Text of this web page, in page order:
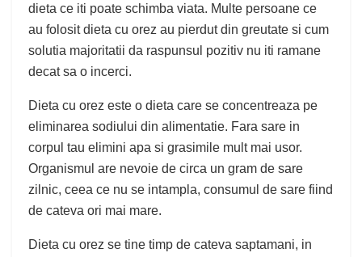
dieta ce iti poate schimba viata. Multe persoane ce
au folosit dieta cu orez au pierdut din greutate si cum
solutia majoritatii da raspunsul pozitiv nu iti ramane
decat sa o incerci.
Dieta cu orez este o dieta care se concentreaza pe
eliminarea sodiului din alimentatie. Fara sare in
corpul tau elimini apa si grasimile mult mai usor.
Organismul are nevoie de circa un gram de sare
zilnic, ceea ce nu se intampla, consumul de sare fiind
de cateva ori mai mare.
Dieta cu orez se tine timp de cateva saptamani, in